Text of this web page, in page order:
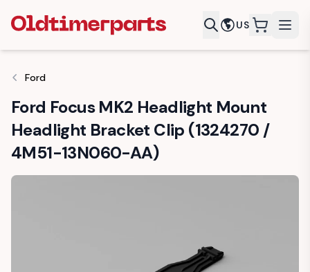
US
Ford
Ford Focus MK2 Headlight Mount
Headlight Bracket Clip (1324270 /
4M51-13N060-AA)